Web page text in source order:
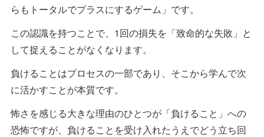
らもトータルでプラスにするゲーム」です。
この認識を持つことで、1回の損失を「致命的な失敗」と
して捉えることがなくなります。
負けることはプロセスの一部であり、そこから学んで次
に活かすことが本質です。
怖さを感じる大きな理由のひとつが「負けること」への
恐怖ですが、負けることを受け入れたうえでどう立ち回